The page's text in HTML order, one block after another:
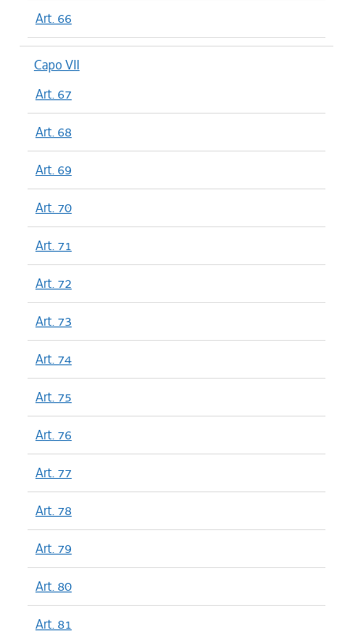
Art. 66
Capo VII
Art. 67
Art. 68
Art. 69
Art. 70
Art. 71
Art. 72
Art. 73
Art. 74
Art. 75
Art. 76
Art. 77
Art. 78
Art. 79
Art. 80
Art. 81